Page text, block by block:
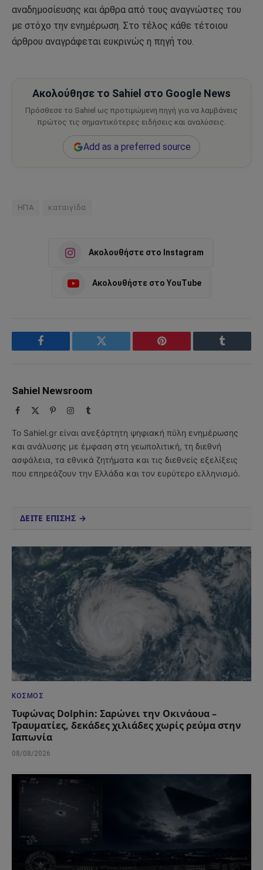
αναδημοσίευσης και άρθρα από τους αναγνώστες του
με στόχο την ενημέρωση. Στο τέλος κάθε τέτοιου
άρθρου αναγράφεται ευκρινώς η πηγή του.
Ακολούθησε το Sahiel στο Google News
Πρόσθεσε το Sahiel ως προτιμώμενη πηγή για να λαμβάνεις
πρώτος τις σημαντικότερες ειδήσεις και αναλύσεις.
Add as a preferred source
ΗΠΑ καταιγίδα
Ακολουθήστε στο Instagram
Ακολουθήστε στο YouTube
Facebook Twitter Pinterest Tumblr
Sahiel Newsroom
Facebook PinterestInstagram
Tumblr
Το Sahiel.gr είναι ανεξάρτητη ψηφιακή πύλη ενημέρωσης
και ανάλυσης με έμφαση στη γεωπολιτική, τη διεθνή
ασφάλεια, τα εθνικά ζητήματα και τις διεθνείς εξελίξεις
που επηρεάζουν την Ελλάδα και τον ευρύτερο ελληνισμό.
ΔΕΙΤΕ ΕΠΙΣΗΣ →
ΚΌΣΜΟΣ
Τυφώνας Dolphin: Σαρώνει την Οκινάουα –
Τραυματίες, δεκάδες χιλιάδες χωρίς ρεύμα στην
Ιαπωνία
08/08/2026